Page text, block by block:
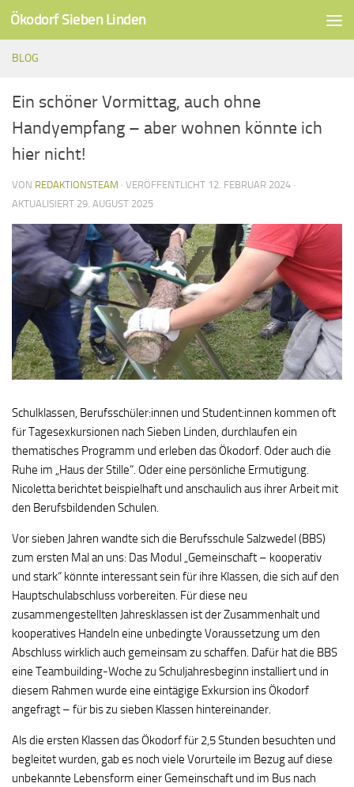
Unter dem Inhalt
Ökodorf Sieben Linden
BLOG
Ein schöner Vormittag, auch ohne
Handyempfang – aber wohnen könnte ich
hier nicht!
VON REDAKTIONSTEAM · VERÖFFENTLICHT 12. FEBRUAR 2024 ·
AKTUALISIERT 29. AUGUST 2025
Schulklassen, Berufsschüler:innen und Student:innen kommen oft
für Tagesexkursionen nach Sieben Linden, durchlaufen ein
thematisches Programm und erleben das Ökodorf. Oder auch die
Ruhe im „Haus der Stille“. Oder eine persönliche Ermutigung.
Nicoletta berichtet beispielhaft und anschaulich aus ihrer Arbeit mit
den Berufsbildenden Schulen.
Vor sieben Jahren wandte sich die Berufsschule Salzwedel (BBS)
zum ersten Mal an uns: Das Modul „Gemeinschaft – kooperativ
und stark“ könnte interessant sein für ihre Klassen, die sich auf den
Hauptschulabschluss vorbereiten. Für diese neu
zusammengestellten Jahresklassen ist der Zusammenhalt und
kooperatives Handeln eine unbedingte Voraussetzung um den
Abschluss wirklich auch gemeinsam zu schaffen. Dafür hat die BBS
eine Teambuilding-Woche zu Schuljahresbeginn installiert und in
diesem Rahmen wurde eine eintägige Exkursion ins Ökodorf
angefragt – für bis zu sieben Klassen hintereinander.
Als die ersten Klassen das Ökodorf für 2,5 Stunden besuchten und
begleitet wurden, gab es noch viele Vorurteile im Bezug auf diese
unbekannte Lebensform einer Gemeinschaft und im Bus nach